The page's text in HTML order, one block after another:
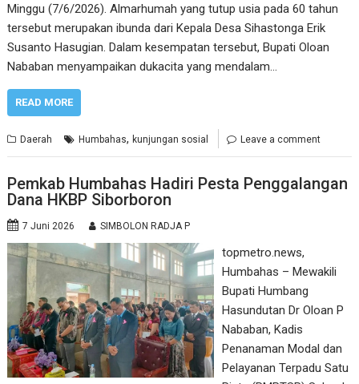
Minggu (7/6/2026). Almarhumah yang tutup usia pada 60 tahun
tersebut merupakan ibunda dari Kepala Desa Sihastonga Erik
Susanto Hasugian. Dalam kesempatan tersebut, Bupati Oloan
Nababan menyampaikan dukacita yang mendalam…
READ MORE
Daerah Humbahas,kunjungan sosial Leave a comment
Pemkab Humbahas Hadiri Pesta Penggalangan
Dana HKBP Siborboron
7 Juni 2026 SIMBOLON RADJA P
topmetro.news,
Humbahas – Mewakili
Bupati Humbang
Hasundutan Dr Oloan P
Nababan, Kadis
Penanaman Modal dan
Pelayanan Terpadu Satu